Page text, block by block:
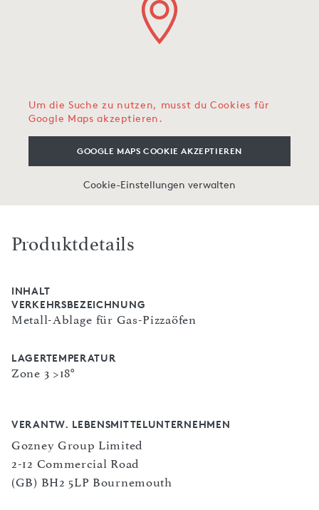
Um die Suche zu nutzen, musst du Cookies für
Google Maps akzeptieren.
GOOGLE MAPS COOKIE AKZEPTIEREN
Cookie-Einstellungen verwalten
Produktdetails
INHALT
VERKEHRSBEZEICHNUNG
Metall-Ablage für Gas-Pizzaöfen
LAGERTEMPERATUR
Zone 3 >18°
VERANTW. LEBENSMITTELUNTERNEHMEN
Gozney Group Limited
2-12 Commercial Road
(GB) BH2 5LP Bournemouth